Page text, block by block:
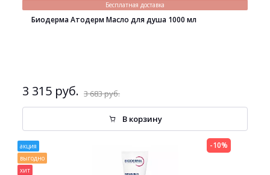
Бесплатная доставка
Биодерма Атодерм Масло для душа 1000 мл
3 315 руб. 3 683 руб.
В корзину
акция
выгодно
хит
-10%